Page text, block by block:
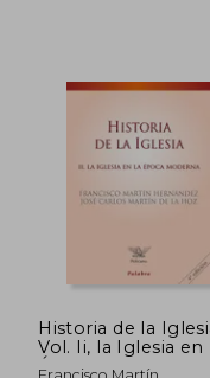
Historia de la
Vol. Ii, la Iglesia en
Época Moderna